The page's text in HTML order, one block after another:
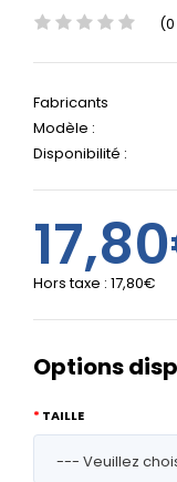
Fabricants
Modèle :
Disponibilité :
Hors taxe : 17,80€
Options
TAILLE